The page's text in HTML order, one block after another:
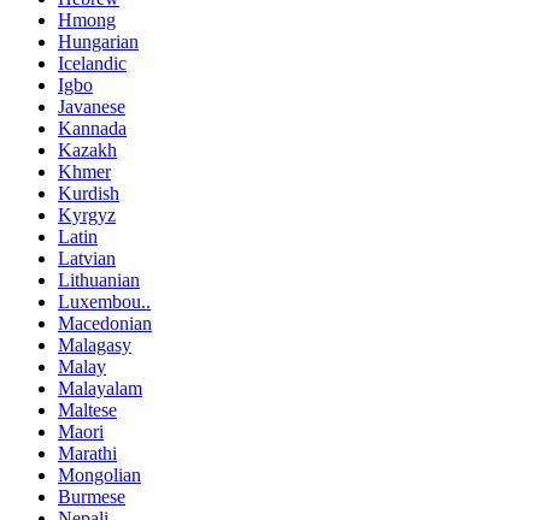
Hmong
Hungarian
Icelandic
Igbo
Javanese
Kannada
Kazakh
Khmer
Kurdish
Kyrgyz
Latin
Latvian
Lithuanian
Luxembou..
Macedonian
Malagasy
Malay
Malayalam
Maltese
Maori
Marathi
Mongolian
Burmese